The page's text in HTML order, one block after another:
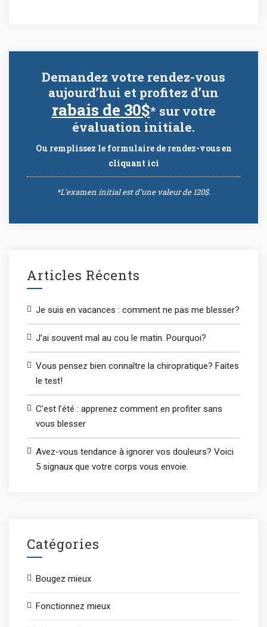
Demandez votre rendez-vous
aujourd’hui et profitez d’un
rabais de 30$* sur votre
évaluation initiale.
Ou remplissez le formulaire de rendez-vousen
cliquant ici
*L’examen initial est d’une valeur de 120$.
Articles Récents
Je suis en vacances : comment ne pas me blesser?
J’ai souvent mal au cou le matin. Pourquoi?
Vous pensez bien connaître la chiropratique? Faites
le test!
C’est l’été : apprenez comment en profiter sans
vous blesser
Avez-vous tendance à ignorer vos douleurs? Voici
5 signaux que votre corps vous envoie.
Catégories
Bougez mieux
Fonctionnez mieux